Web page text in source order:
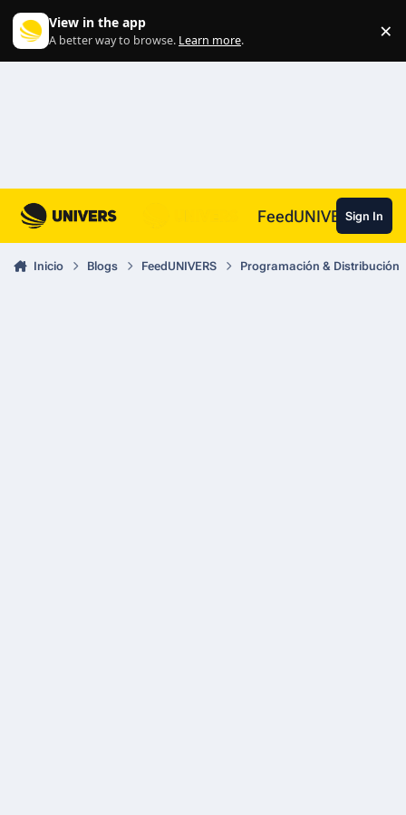
View in the app
A better way to browse. Learn more. ×
FeedUNIVERSSign In
Inicio Blogs FeedUNIVERS Programación & Distribución